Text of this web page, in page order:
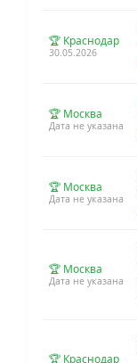
🏆 Краснодар
30.05.2026
🏆 Москва
Дата не указана
🏆 Москва
Дата не указана
🏆 Москва
Дата не указана
🏆 Краснодар